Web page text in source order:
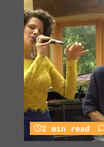
2 min read